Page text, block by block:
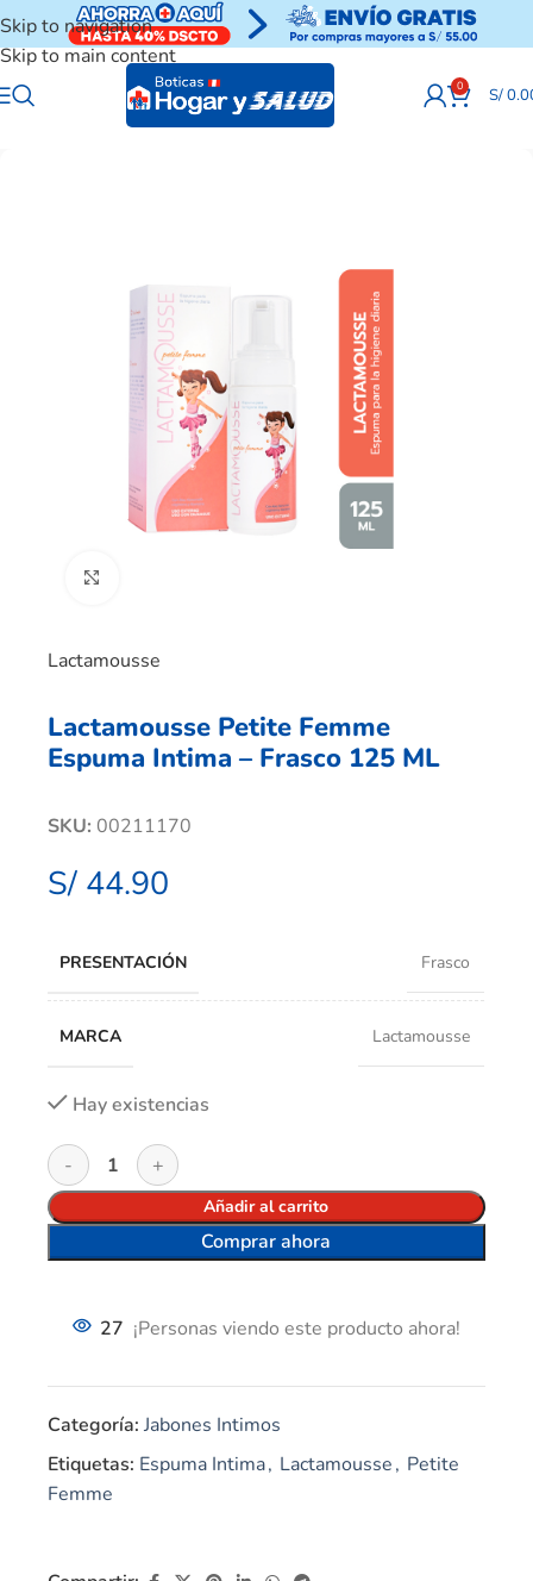
Skip to navigation
Skip to main content
0 S/
Lactamousse
Lactamousse Petite Femme
Espuma Intima – Frasco 125 ML
SKU: 00211170
S/ 44.90
PRESENTACIÓN Frasco
MARCA Lactamousse
Hay existencias
Añadir al carrito
Comprar ahora
27 ¡Personas viendo este producto ahora!
Categoría: Jabones Intimos
Etiquetas: Espuma Intima, Lactamousse, Petite
Femme